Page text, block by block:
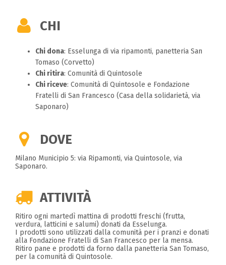
CHI
Chi dona: Esselunga di via ripamonti, panetteria San
Tomaso (Corvetto)
Chi ritira: Comunità di Quintosole
Chi riceve: Comunità di Quintosole e Fondazione
Fratelli di San Francesco (Casa della solidarietà, via
Saponaro)
DOVE
Milano Municipio 5: via Ripamonti, via Quintosole, via
Saponaro.
ATTIVITÀ
Ritiro ogni martedì mattina di prodotti freschi (frutta,
verdura, latticini e salumi) donati da Esselunga.
I prodotti sono utilizzati dalla comunità per i pranzi e donati
alla Fondazione Fratelli di San Francesco per la mensa.
Ritiro pane e prodotti da forno dalla panetteria San Tomaso,
per la comunità di Quintosole.